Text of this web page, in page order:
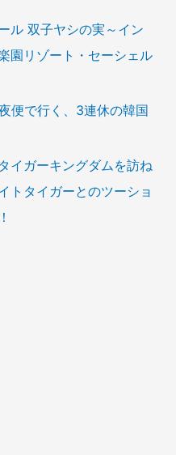
ル 双子ヤシの実～イン
園リゾート・セーシェル
便で行く、3連休の韓国
イガーキングダムを訪ね
トタイガーとのツーショ